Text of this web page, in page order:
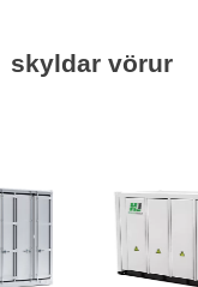
skyldar vörur